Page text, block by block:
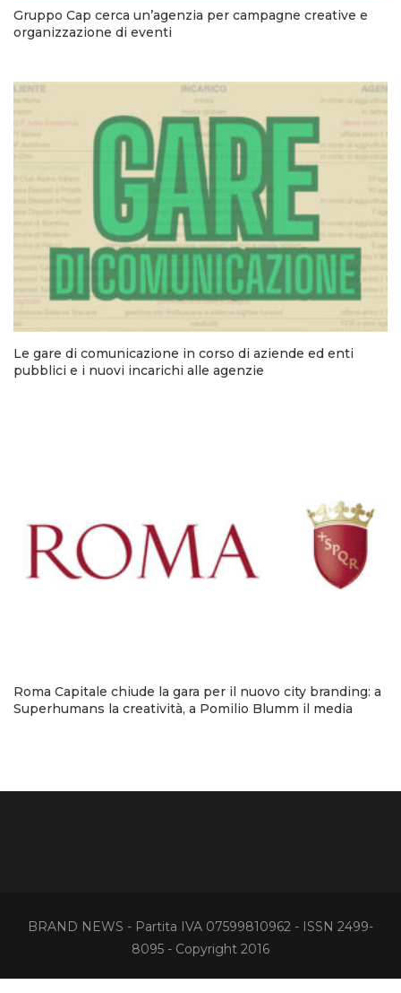
Gruppo Cap cerca un’agenzia per campagne creative e
organizzazione di eventi
Le gare di comunicazione in corso di aziende ed enti
pubblici e i nuovi incarichi alle agenzie
Roma Capitale chiude la gara per il nuovo city branding: a
Superhumans la creatività, a Pomilio Blumm il media
BRAND NEWS - Partita IVA 07599810962 - ISSN 2499-
8095 - Copyright 2016